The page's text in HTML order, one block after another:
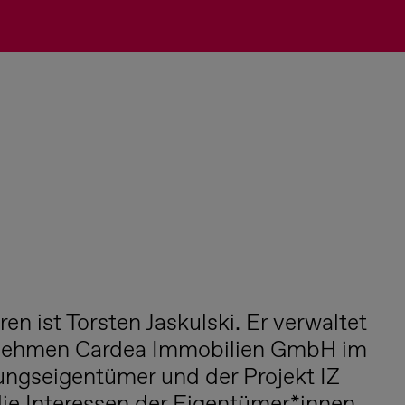
ist Torsten Jaskulski. Er verwaltet
Cardea Immobilien GmbH im
und der Projekt IZ